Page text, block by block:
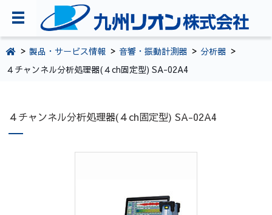
TOPページ
会社案内
製品・サービス情報
092-281-5361
製品・サービス情報 音響・振動計測器
分析器
４チャンネル分析処理器(４ch固定型) SA-02A4
４チャンネル分析処理器(４ch固定型) SA-02A4